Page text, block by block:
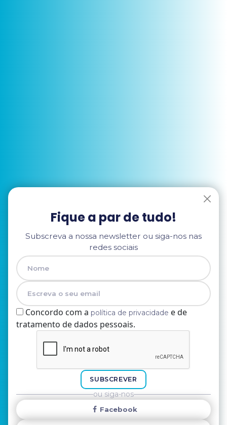
Fique a par de tudo!
Subscreva a nossa newsletter ou siga-nos nas
redes sociais
Nome
E-mail
Concordo com a política de privacidade e de
tratamento de dados pessoais.
SUBSCREVER
ou siga-nos
Facebook